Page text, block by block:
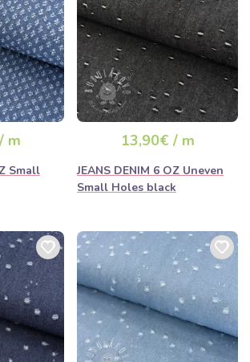
m
Small
13,90€ / m
JEANS DENIM 6 OZ Uneven
Small Holes black